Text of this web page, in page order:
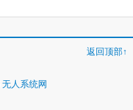
返回顶部↑
无人系统网